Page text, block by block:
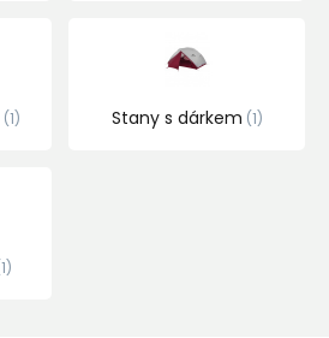
1 Stany s dárkem 1
1